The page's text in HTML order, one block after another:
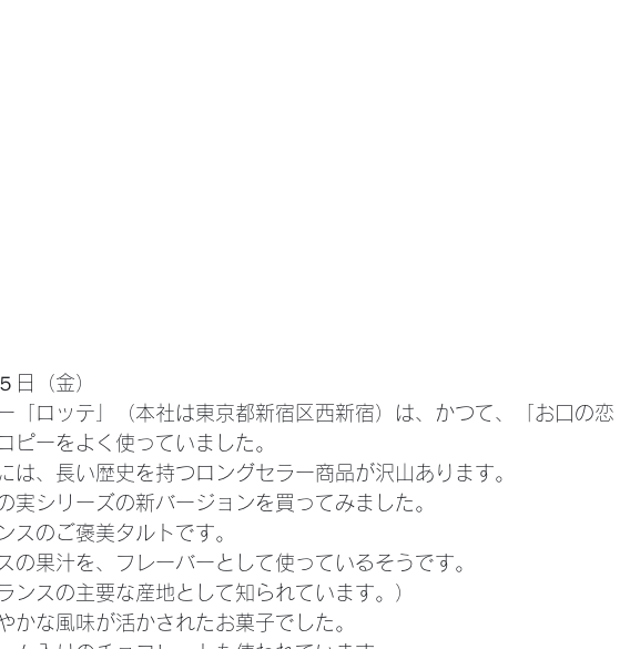
日（金）
「ロッテ」（本社は東京都新宿区西新宿）は、かつて、「お口の恋
ピーをよく使っていました。
は、長い歴史を持つロングセラー商品が沢山あります。
実シリーズの新バージョンを買ってみました。
スのご褒美タルトです。
の果汁を、フレーバーとして使っているそうです。
ンスの主要な産地として知られています。）
かな風味が活かされたお菓子でした。